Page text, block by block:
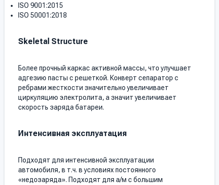
ISO 9001:2015
ISO 50001:2018
Skeletal Structure
Более прочный каркас активной массы, что улучшает
адгезию пасты с решеткой. Конверт сепаратор с
ребрами жесткости значительно увеличивает
циркуляцию электролита, а значит увеличивает
скорость заряда батареи.
Интенсивная эксплуатация
Подходят для интенсивной эксплуатации
автомобиля, в т.ч. в условиях постоянного
«недозаряда». Подходят для а/м с большим